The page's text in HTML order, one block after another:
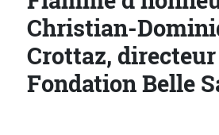
Christian-
Crottaz,
Fondation Belle